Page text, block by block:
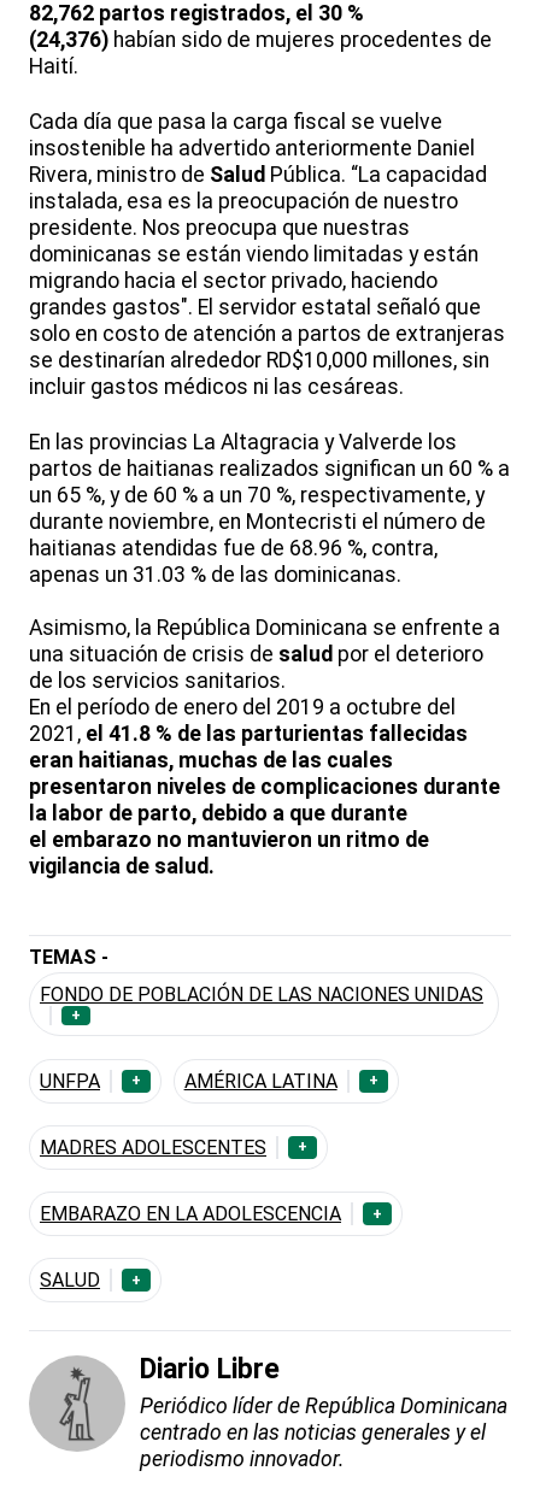
82,762 partos registrados, el 30 %
(24,376) habían sido de mujeres procedentes de
Haití.
Cada día que pasa la carga fiscal se vuelve
insostenible ha advertido anteriormente Daniel
Rivera, ministro de Salud Pública. “La capacidad
instalada, esa es la preocupación de nuestro
presidente. Nos preocupa que nuestras
dominicanas se están viendo limitadas y están
migrando hacia el sector privado, haciendo
grandes gastos". El servidor estatal señaló que
solo en costo de atención a partos de extranjeras
se destinarían alrededor RD$10,000 millones, sin
incluir gastos médicos ni las cesáreas.
En las provincias La Altagracia y Valverde los
partos de haitianas realizados significan un 60 % a
un 65 %, y de 60 % a un 70 %, respectivamente, y
durante noviembre, en Montecristi el número de
haitianas atendidas fue de 68.96 %, contra,
apenas un 31.03 % de las dominicanas.
Asimismo, la República Dominicana se enfrente a
una situación de crisis de salud por el deterioro
de los servicios sanitarios.
En el período de enero del 2019 a octubre del
2021, el 41.8 % de las parturientas fallecidas
eran haitianas, muchas de las cuales
presentaron niveles de complicaciones durante
la labor de parto, debido a que durante
el embarazo no mantuvieron un ritmo de
vigilancia de salud.
TEMAS -
FONDO DE POBLACIÓN DE LAS NACIONES UNIDAS
+
UNFPA + AMÉRICA LATINA +
MADRES ADOLESCENTES +
EMBARAZO EN LA ADOLESCENCIA +
SALUD +
Diario Libre
Periódico líder de República Dominicana
centrado en las noticias generales y el
periodismo innovador.